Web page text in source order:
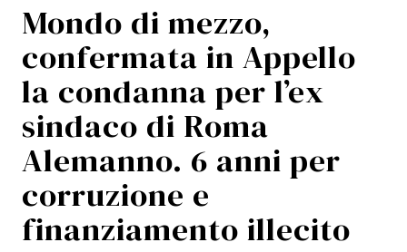
Mondo di mezzo,
confermata in Appello
la condanna per l’ex
sindaco di Roma
Alemanno. 6 anni per
corruzione e
finanziamento illecito